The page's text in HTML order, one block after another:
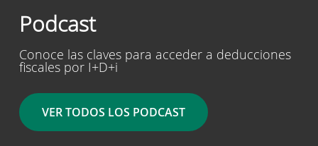
Podcast
Conoce las claves para acceder a deducciones
fiscales por I+D+i
VER TODOS LOS PODCAST